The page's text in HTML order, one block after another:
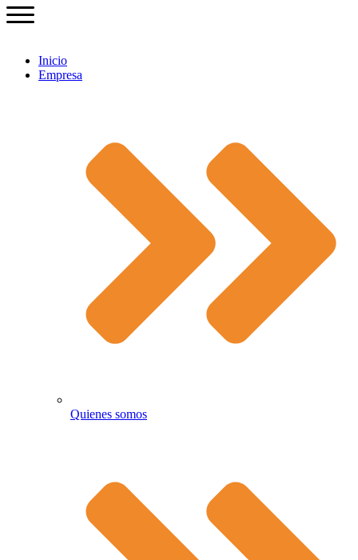
Inicio
Empresa
Quienes somos